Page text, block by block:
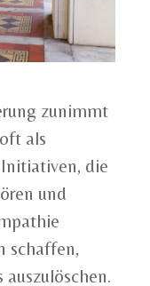
zunimmt
als
die
und
schaffen,